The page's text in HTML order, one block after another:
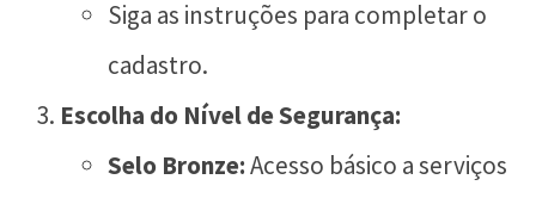
Siga as instruções para completar o
cadastro.
Escolha do Nível de Segurança:
Selo Bronze:Acesso básico a serviços